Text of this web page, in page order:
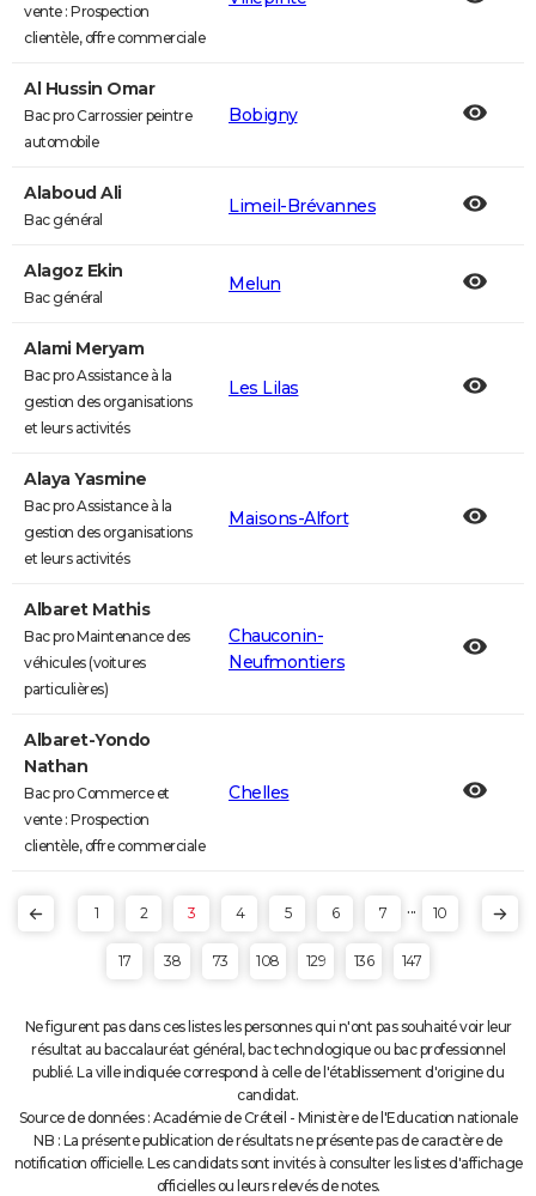
vente : Prospection
clientèle, offre commerciale
Al Hussin Omar
Bac pro Carrossier peintre
automobile
Bobigny
Alaboud Ali
Bac général
Limeil-Brévannes
Alagoz Ekin
Bac général
Melun
Alami Meryam
Bac pro Assistance à la
gestion des organisations
et leurs activités
Les Lilas
Alaya Yasmine
Bac pro Assistance à la
gestion des organisations
et leurs activités
Maisons-Alfort
Albaret Mathis
Bac pro Maintenance des
véhicules (voitures
particulières)
Chauconin-
Neufmontiers
Albaret-Yondo
Nathan
Bac pro Commerce et
vente : Prospection
clientèle, offre commerciale
Chelles
1 2 3 4 5 6 7 ... 10
17 38 73 108 129 136 147
Ne figurent pas dans ces listes les personnes qui n'ont pas souhaité voir leur
résultat au baccalauréat général, bac technologique ou bac professionnel
publié. La ville indiquée correspond à celle de l'établissement d'origine du
candidat.
Source de données : Académie de Créteil - Ministère de l'Education nationale
NB : La présente publication de résultats ne présente pas de caractère de
notification officielle. Les candidats sont invités à consulter les listes d'affichage
officielles ou leurs relevés de notes.